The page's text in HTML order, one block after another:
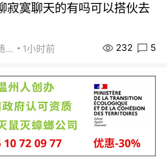
寞聊天的有吗可以搭伙去
顺其自然随缘 1小时前 232 5